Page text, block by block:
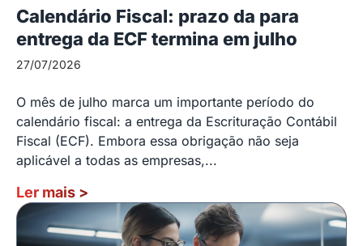
Calendário Fiscal: prazo da para
entrega da ECF termina em julho
27/07/2026
O mês de julho marca um importante período do
calendário fiscal: a entrega da Escrituração Contábil
Fiscal (ECF). Embora essa obrigação não seja
aplicável a todas as empresas,...
Ler mais >